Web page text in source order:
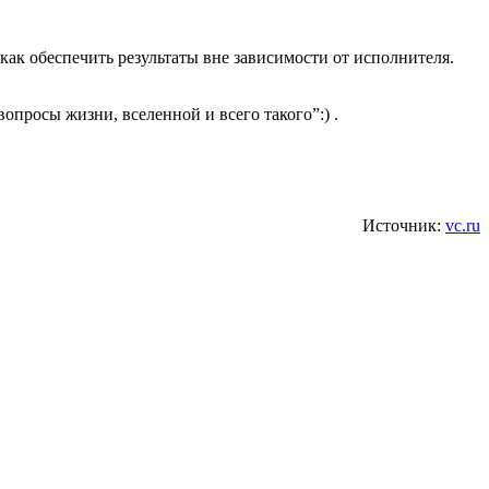
результаты вне зависимости от исполнителя.
жизни, вселенной и всего такого”:) .
Источник: vc.ru